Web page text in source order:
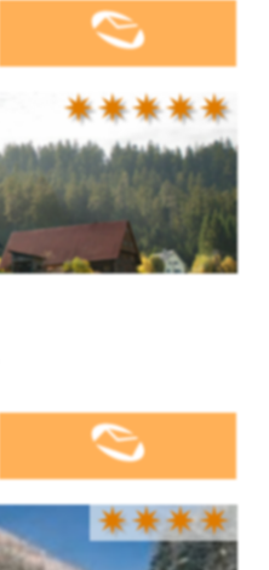
✷✷✷✷✷
✷✷✷✷